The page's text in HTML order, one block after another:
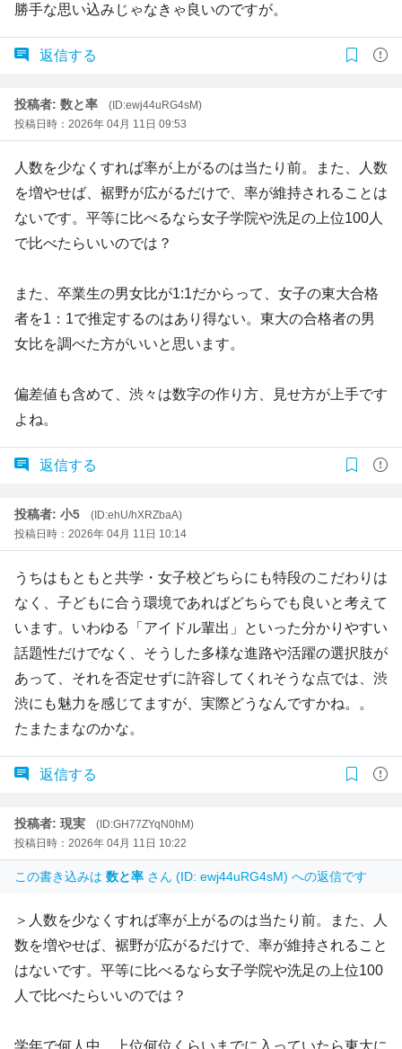
勝手な思い込みじゃなきゃ良いのですが。
返信する
投稿者: 数と率
(ID:ewj44uRG4sM)
投稿日時：2026年 04月 11日 09:53
人数を少なくすれば率が上がるのは当たり前。また、人数
を増やせば、裾野が広がるだけで、率が維持されることは
ないです。平等に比べるなら女子学院や洗足の上位100人
で比べたらいいのでは？
また、卒業生の男女比が1:1だからって、女子の東大合格
者を1：1で推定するのはあり得ない。東大の合格者の男
女比を調べた方がいいと思います。
偏差値も含めて、渋々は数字の作り方、見せ方が上手です
よね。
返信する
投稿者: 小5
(ID:ehU/hXRZbaA)
投稿日時：2026年 04月 11日 10:14
うちはもともと共学・女子校どちらにも特段のこだわりは
なく、子どもに合う環境であればどちらでも良いと考えて
います。いわゆる「アイドル輩出」といった分かりやすい
話題性だけでなく、そうした多様な進路や活躍の選択肢が
あって、それを否定せずに許容してくれそうな点では、渋
渋にも魅力を感じてますが、実際どうなんですかね。。
たまたまなのかな。
返信する
投稿者: 現実
(ID:GH77ZYqN0hM)
投稿日時：2026年 04月 11日 10:22
この書き込みは 数と率 さん (ID: ewj44uRG4sM) への返信です
＞人数を少なくすれば率が上がるのは当たり前。また、人
数を増やせば、裾野が広がるだけで、率が維持されること
はないです。平等に比べるなら女子学院や洗足の上位100
人で比べたらいいのでは？
学年で何人中、上位何位くらいまでに入っていたら東大に